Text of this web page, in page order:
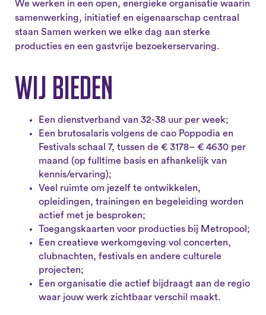
We werken in een open, energieke organisatie waarin
samenwerking, initiatief en eigenaarschap centraal
staan Samen werken we elke dag aan sterke
producties en een gastvrije bezoekerservaring.
Wij bieden
Een dienstverband van 32-38 uur per week;
Een brutosalaris volgens de cao Poppodia en
Festivals schaal 7, tussen de € 3178– € 4630 per
maand (op fulltime basis en afhankelijk van
kennis/ervaring);
Veel ruimte om jezelf te ontwikkelen,
opleidingen, trainingen en begeleiding worden
actief met je besproken;
Toegangskaarten voor producties bij Metropool;
Een creatieve werkomgeving vol concerten,
clubnachten, festivals en andere culturele
projecten;
Een organisatie die actief bijdraagt aan de regio
waar jouw werk zichtbaar verschil maakt.